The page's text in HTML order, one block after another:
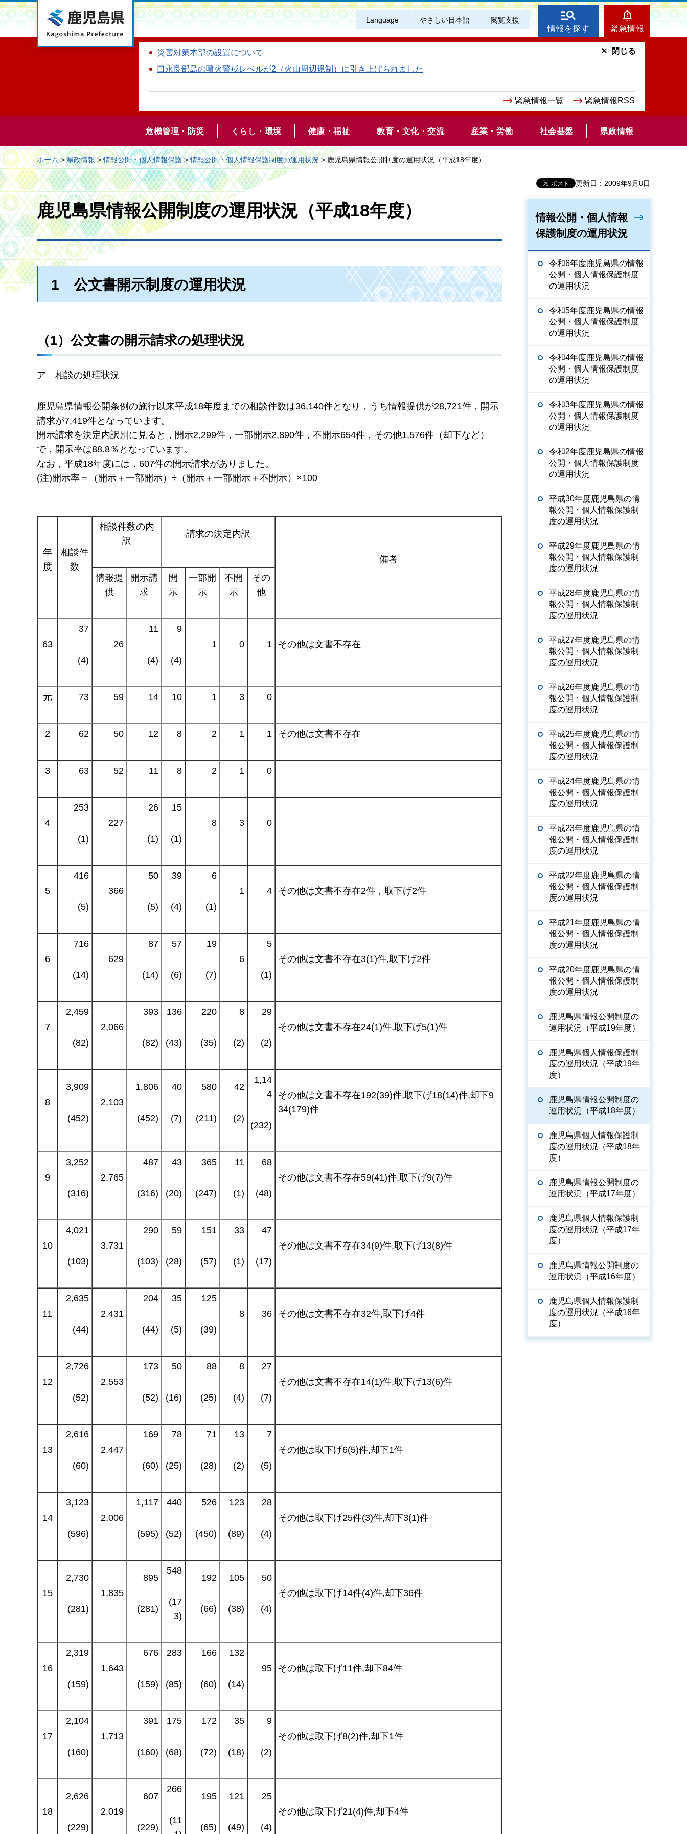
鹿児島県 Language やさしい日本語 閲覧支援
情報を探す 緊急情報
災害対策本部の設置について
口永良部島の噴火警戒レベルが2（火山周辺規制）に引き上げられました
緊急情報一覧 緊急情報RSS
閉じる
危機管理・防災 くらし・環境 健康・福祉 教育・文化・交流 産業・労働 社会基盤 県政情報
ホーム>県政情報>情報公開・個人情報保護>情報公開・個人情報保護制度の運用状況 > 鹿児島県情報公開制度の運用状況（平成18年度）
更新日：2009年9月8日
鹿児島県情報公開制度の運用状況（平成18年度）
1 公文書開示制度の運用状況
（1）公文書の開示請求の処理状況
ア 相談の処理状況
鹿児島県情報公開条例の施行以来平成18年度までの相談件数は36,140件となり，うち情報提供が28,721件，開示
請求が7,419件となっています。
開示請求を決定内訳別に見ると，開示2,299件，一部開示2,890件，不開示654件，その他1,576件（却下など）
で，開示率は88.8％となっています。
なお，平成18年度には，607件の開示請求がありました。
(注)開示率＝（開示＋一部開示）÷（開示＋一部開示＋不開示）×100
年
度
相談件
数
相談件数の内
訳
請求の決定内訳
備考
情報提
供
開示請
求
開
示
一部開
示
不開
示
その
他
63
37
(4)
26
11
(4)
9
(4)
1 0 1 その他は文書不存在
元 73 59 14 10 1 3 0
2 62 50 12 8 2 1 1 その他は文書不存在
3 63 52 11 8 2 1 0
4
253
(1)
227
26
(1)
15
(1)
8 3 0
5
416
(5)
366
50
(5)
39
(4)
6
(1)
1 4 その他は文書不存在2件，取下げ2件
6
716
(14)
629
87
(14)
57
(6)
19
(7)
6
5
(1)
その他は文書不存在3(1)件,取下げ2件
7
2,459
(82)
2,066
393
(82)
136
(43)
220
(35)
8
(2)
29
(2)
その他は文書不存在24(1)件,取下げ5(1)件
8
3,909
(452)
2,103
1,806
(452)
40
(7)
580
(211)
42
(2)
1,14
4
(232)
その他は文書不存在192(39)件,取下げ18(14)件,却下9
34(179)件
9
3,252
(316)
2,765
487
(316)
43
(20)
365
(247)
11
(1)
68
(48)
その他は文書不存在59(41)件,取下げ9(7)件
10
4,021
(103)
3,731
290
(103)
59
(28)
151
(57)
33
(1)
47
(17)
その他は文書不存在34(9)件,取下げ13(8)件
11
2,635
(44)
2,431
204
(44)
35
(5)
125
(39)
8 36 その他は文書不存在32件,取下げ4件
12
2,726
(52)
2,553
173
(52)
50
(16)
88
(25)
8
(4)
27
(7)
その他は文書不存在14(1)件,取下げ13(6)件
13
2,616
(60)
2,447
169
(60)
78
(25)
71
(28)
13
(2)
7
(5)
その他は取下げ6(5)件,却下1件
14
3,123
(596)
2,006
1,117
(595)
440
(52)
526
(450)
123
(89)
28
(4)
その他は取下げ25件(3)件,却下3(1)件
15
2,730
(281)
1,835
895
(281)
548
(17
3)
192
(66)
105
(38)
50
(4)
その他は取下げ14件(4)件,却下36件
16
2,319
(159)
1,643
676
(159)
283
(85)
166
(60)
132
(14)
95 その他は取下げ11件,却下84件
17
2,104
(160)
1,713
391
(160)
175
(68)
172
(72)
35
(18)
9
(2)
その他は取下げ8(2)件,却下1件
18
2,626
(229)
2,019
607
(229)
266
(11
195
(65)
121
(49)
25
(4)
その他は取下げ21(4)件,却下4件
情報公開・個人情報
保護制度の運用状況
令和6年度鹿児島県の情報
公開・個人情報保護制度
の運用状況
令和5年度鹿児島県の情報
公開・個人情報保護制度
の運用状況
令和4年度鹿児島県の情報
公開・個人情報保護制度
の運用状況
令和3年度鹿児島県の情報
公開・個人情報保護制度
の運用状況
令和2年度鹿児島県の情報
公開・個人情報保護制度
の運用状況
平成30年度鹿児島県の情
報公開・個人情報保護制
度の運用状況
平成29年度鹿児島県の情
報公開・個人情報保護制
度の運用状況
平成28年度鹿児島県の情
報公開・個人情報保護制
度の運用状況
平成27年度鹿児島県の情
報公開・個人情報保護制
度の運用状況
平成26年度鹿児島県の情
報公開・個人情報保護制
度の運用状況
平成25年度鹿児島県の情
報公開・個人情報保護制
度の運用状況
平成24年度鹿児島県の情
報公開・個人情報保護制
度の運用状況
平成23年度鹿児島県の情
報公開・個人情報保護制
度の運用状況
平成22年度鹿児島県の情
報公開・個人情報保護制
度の運用状況
平成21年度鹿児島県の情
報公開・個人情報保護制
度の運用状況
平成20年度鹿児島県の情
報公開・個人情報保護制
度の運用状況
鹿児島県情報公開制度の
運用状況（平成19年度）
鹿児島県個人情報保護制
度の運用状況（平成19年
度）
鹿児島県情報公開制度の
運用状況（平成18年度）
鹿児島県個人情報保護制
度の運用状況（平成18年
度）
鹿児島県情報公開制度の
運用状況（平成17年度）
鹿児島県個人情報保護制
度の運用状況（平成17年
度）
鹿児島県情報公開制度の
運用状況（平成16年度）
鹿児島県個人情報保護制
度の運用状況（平成16年
度）